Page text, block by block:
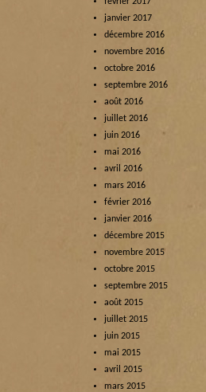
janvier 2017
décembre 2016
novembre 2016
octobre 2016
septembre 2016
août 2016
juillet 2016
juin 2016
mai 2016
avril 2016
mars 2016
février 2016
janvier 2016
décembre 2015
novembre 2015
octobre 2015
septembre 2015
août 2015
juillet 2015
juin 2015
mai 2015
avril 2015
mars 2015